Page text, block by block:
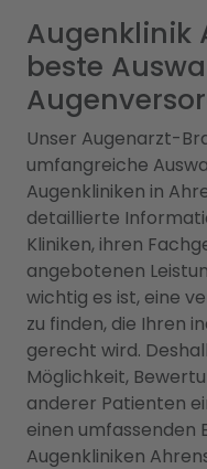
Augenklinik
beste
Unser Augenarzt-
umfangreiche
Augenkliniken in
detaillierte
Kliniken, ihren
angebotenen
wichtig es ist, eine
zu finden, die Ihren
gerecht wird.
Möglichkeit,
anderer Patienten
einen umfassenden
Augenkliniken